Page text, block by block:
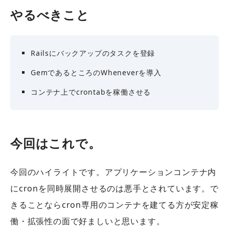
やるべきこと
Railsにバックアップのタスクを登録
GemであるところのWheneverを導入
コンテナ上でcrontabを稼働させる
今回はこれで。
今回のハイライトです。アプリケーションコンテナ内
にcronを同時展開させるのは悪手とされています。で
きることならcron専用のコンテナを建てる方が安定稼
働・拡張性の面で好ましいと思います。